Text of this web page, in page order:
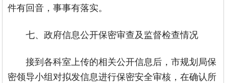
件有回音，事事有落实。
七、政府信息公开保密审查及监督检查情况
接到各科室上传的相关公开信息后，市规划局保
密领导小组对拟发信息进行保密安全审核，在确认所